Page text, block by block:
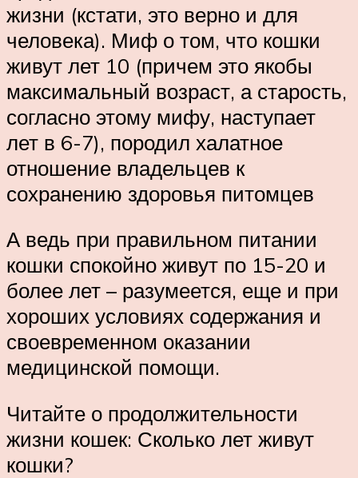
жизни (кстати, это верно и для
человека). Миф о том, что кошки
живут лет 10 (причем это якобы
максимальный возраст, а старость,
согласно этому мифу, наступает
лет в 6-7), породил халатное
отношение владельцев к
сохранению здоровья питомцев
А ведь при правильном питании
кошки спокойно живут по 15-20 и
более лет – разумеется, еще и при
хороших условиях содержания и
своевременном оказании
медицинской помощи.
Читайте о продолжительности
жизни кошек: Сколько лет живут
кошки?